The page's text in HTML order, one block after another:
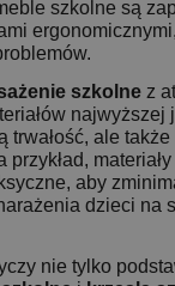
szkolne są
szkolne z
najwyższej
trwałość, ale
przykład,
aby
dzieci na
nie tylko